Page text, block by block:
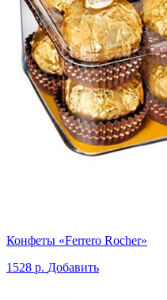
Конфеты «Ferrero Rocher»
1528 р. Добавить